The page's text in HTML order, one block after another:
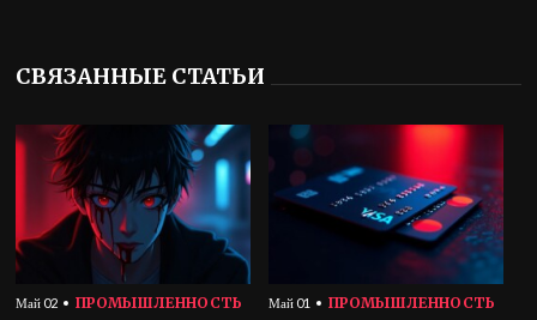
СВЯЗАННЫЕ СТАТЬИ
Май 02 ПРОМЫШЛЕННОСТЬ Май 01 ПРОМЫШЛЕННОСТЬ